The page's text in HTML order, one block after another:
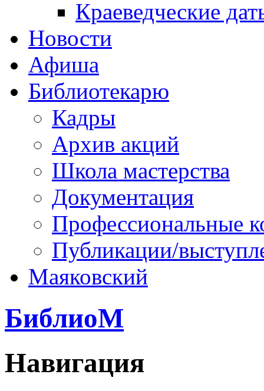
Краеведческие
Новости
Афиша
Библиотекарю
Кадры
Архив акций
Школа мастерства
Документация
Профессиональные
Публикации/
Маяковский
БиблиоМ
Навигация